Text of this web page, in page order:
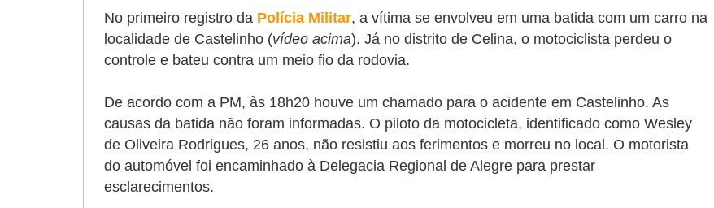
No primeiro registro da Polícia Militar, a vítima se envolveu em uma batida com um carro na
localidade de Castelinho (vídeo acima). Já no distrito de Celina, o motociclista perdeu o
controle e bateu contra um meio fio da rodovia.
De acordo com a PM, às 18h20 houve um chamado para o acidente em Castelinho. As
causas da batida não foram informadas. O piloto da motocicleta, identificado como Wesley
de Oliveira Rodrigues, 26 anos, não resistiu aos ferimentos e morreu no local. O motorista
do automóvel foi encaminhado à Delegacia Regional de Alegre para prestar
esclarecimentos.